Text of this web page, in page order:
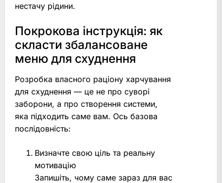
нестачу рідини.
Покрокова інструкція: як
скласти збалансоване
меню для схуднення
Розробка власного раціону харчування
для схуднення — це не про суворі
заборони, а про створення системи,
яка підходить саме вам. Ось базова
послідовність:
Визначте свою ціль та реальну
мотивацію
Запишіть, чому саме зараз для вас